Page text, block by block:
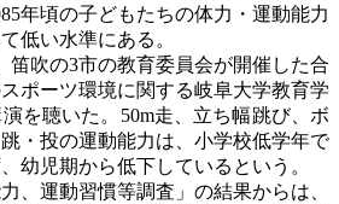
年頃の子どもたちの体力・運動能力
低い水準にある。
笛吹の3市の教育委員会が開催した合
ポーツ環境に関する岐阜大学教育学
を聴いた。 50m走、立ち幅跳び、ボ
・投の運動能力は、小学校低学年で
幼児期から低下しているという。
、運動習慣等調査」の結果からは、